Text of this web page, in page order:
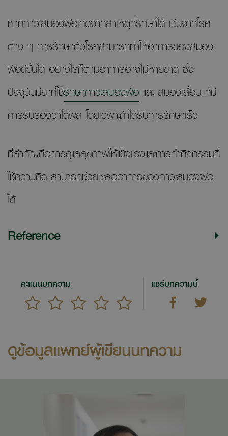
หากภาวะสมองฝ่อเกิดจากสาเหตุที่รักษาได้ เช่นจากโรค
ต่าง ๆ การรักษาตัวโรคสามารถทำให้อาการของสมอง
ฝ่อดีขึ้นได้ อย่างไรก็ตามอาการอาจไม่หายขาด ซึ่ง
ปัจจุบันมียาที่ใช้รักษาภาวะสมองฝ่อ และ สมองเสื่อม ที่มี
การรับรองว่าได้ผล โดยเฉพาะถ้าได้รับการรักษาเร็ว
ที่สำคัญคือการดูแลสุขภาพให้แข็งแรงและการทำกิจกรรมที่
ใช้ความคิด สามารถช่วยชะลออาการของภาวะสมองฝ่อ
ได้
Reference
คะแนนบทความ แชร์บทความนี้
ดูข้อมูลแพทย์ผู้เขียนบทความ